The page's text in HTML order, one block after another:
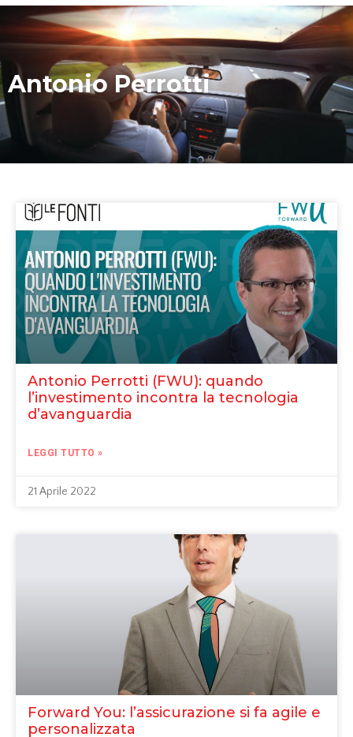
Antonio Perrotti
Antonio Perrotti (FWU): quando
l’investimento incontra la tecnologia
d’avanguardia
LEGGI TUTTO »
21 Aprile 2022
Forward You: l’assicurazione si fa agile e
personalizzata